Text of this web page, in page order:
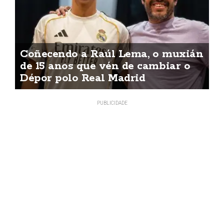
Coñecendo a Raúl Lema, o muxián
de 15 anos que vén de cambiar o
Dépor polo Real Madrid